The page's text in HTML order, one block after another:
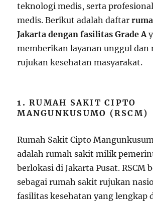
teknologi medis, serta
medis. Berikut adalah daftar
Jakarta dengan fasilitas Grade A
memberikan layanan unggul dan
rujukan kesehatan masyarakat.
1.RUMAH SAKIT CIPTO
MANGUNKUSUMO (RSCM)
Rumah Sakit Cipto
adalah rumah sakit milik
berlokasi di Jakarta Pusat. RSCM
sebagai rumah sakit rujukan
fasilitas kesehatan yang lengkap